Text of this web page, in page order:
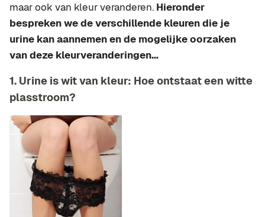
maar ook van kleur veranderen. Hieronder
bespreken we de verschillende kleuren die je
urine kan aannemen en de mogelijke oorzaken
van deze kleurveranderingen…
1. Urine is wit van kleur: Hoe ontstaat een witte
plasstroom?